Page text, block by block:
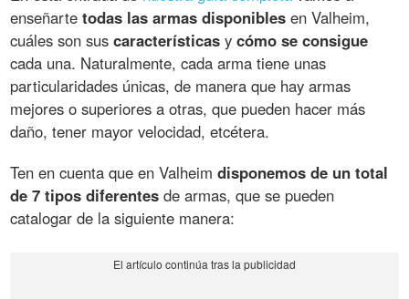
enseñartetodas las armas disponibles en Valheim,
cuáles son suscaracterísticas ycómo se consigue
cada una. Naturalmente, cada arma tiene unas
particularidades únicas, de manera que hay armas
mejores o superiores a otras, que pueden hacer más
daño, tener mayor velocidad, etcétera.
Ten en cuenta que en Valheimdisponemos de un total
de 7 tipos diferentes de armas, que se pueden
catalogar de la siguiente manera: